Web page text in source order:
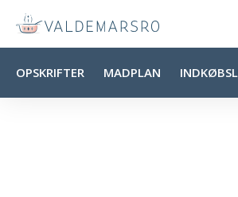
OPSKRIFTER MADPLAN